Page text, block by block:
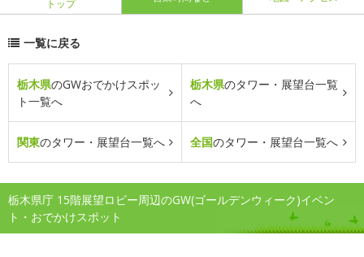
トップ
一覧に戻る
栃木県のGWおでかけスポッ
ト一覧へ
栃木県のタワー・展望台一覧
へ
関東のタワー・展望台一覧へ 全国のタワー・展望台一覧へ
栃木県庁 15階展望ロビー周辺のGW(ゴールデンウィーク)イベン
ト・おでかけスポット